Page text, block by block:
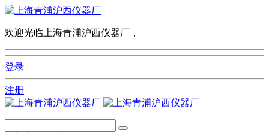
欢迎光临上海青浦沪西仪器厂，
登录
注册